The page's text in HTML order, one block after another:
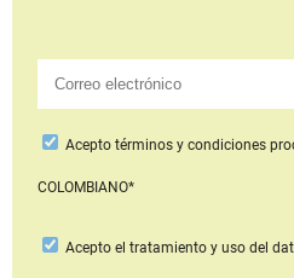
Aceptotérminos y condiciones
COLOMBIANO*
Acepto el tratamiento y uso del